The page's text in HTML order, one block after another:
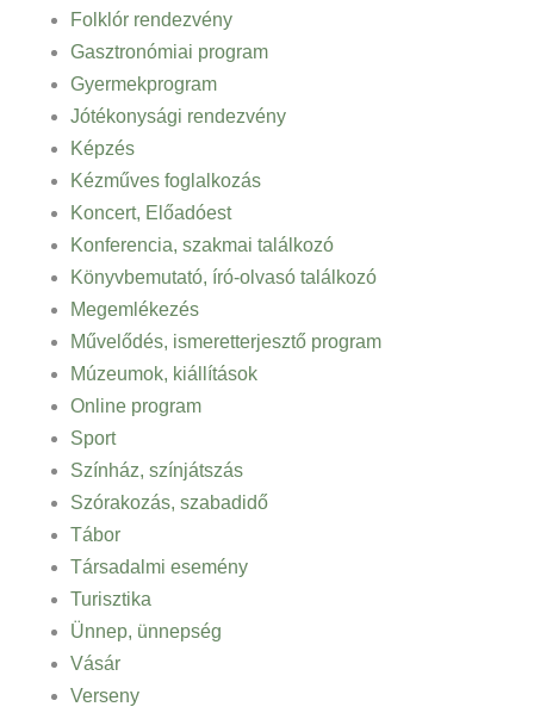
Folklór rendezvény
Gasztronómiai program
Gyermekprogram
Jótékonysági rendezvény
Képzés
Kézműves foglalkozás
Koncert, Előadóest
Konferencia, szakmai találkozó
Könyvbemutató, író-olvasó találkozó
Megemlékezés
Művelődés, ismeretterjesztő program
Múzeumok, kiállítások
Online program
Sport
Színház, színjátszás
Szórakozás, szabadidő
Tábor
Társadalmi esemény
Turisztika
Ünnep, ünnepség
Vásár
Verseny